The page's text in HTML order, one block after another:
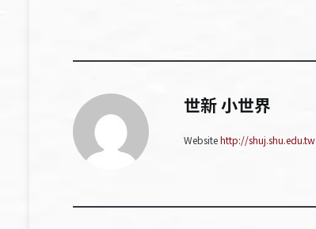
世新 小世界
Websitehttp://shuj.shu.edu.tw